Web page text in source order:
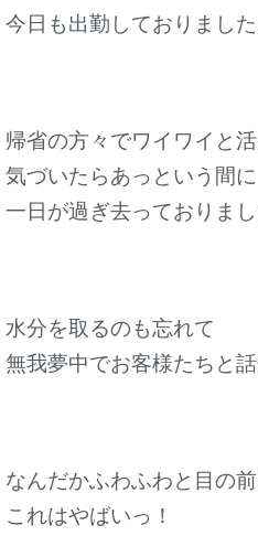
今日も出勤しておりまし
帰省の方々でワイワイと
気づいたらあっという間に
一日が過ぎ去っておりまし
水分を取るのも忘れて
無我夢中でお客様たちと
なんだかふわふわと目の
これはやばいっ！